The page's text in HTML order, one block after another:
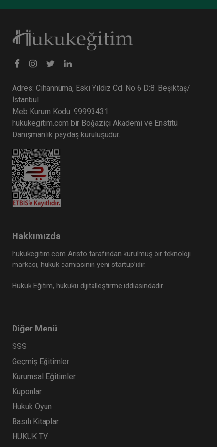
Tüketici Hukuku Enstitüsü
Ticaret Hukuku Kongresi - III. Oturum: FİKRİ
MÜLKİYET HUKUKU Video Kayıdı
360 TL
Tüketici Hukuku Enstitüsü
Ticaret Hukuku Kongresi - X. Oturum: KIYMETLİ
EVRAK Video Kaydı
360 TL
Tüketici Hukuku Enstitüsü
Adres: Cihannüma, Eski Yıldız Cd. No 6 D:8, Beşiktaş/
İstanbul
Meb Kurum Kodu: 99993431
hukukegitim.com bir Boğaziçi Akademi ve Enstitü
Danışmanlık paydaş kuruluşudur.
Hakkımızda
hukukegitim.com Aristo tarafından kurulmuş bir teknoloji
markası, hukuk camiasının yeni startup’ıdır.
Hukuk Eğitim, hukuku dijitalleştirme iddiasındadır.
Diğer Menü
SSS
Geçmiş Eğitimler
Kurumsal Eğitimler
Kuponlar
Hukuk Oyun
Basılı Kitaplar
HUKUK TV